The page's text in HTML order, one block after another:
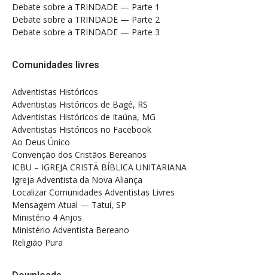
Debate sobre a TRINDADE — Parte 1
Debate sobre a TRINDADE — Parte 2
Debate sobre a TRINDADE — Parte 3
Comunidades livres
Adventistas Históricos
Adventistas Históricos de Bagé, RS
Adventistas Históricos de Itaúna, MG
Adventistas Históricos no Facebook
Ao Deus Único
Convenção dos Cristãos Bereanos
ICBU – IGREJA CRISTÃ BÍBLICA UNITARIANA
Igreja Adventista da Nova Aliança
Localizar Comunidades Adventistas Livres
Mensagem Atual — Tatuí, SP
Ministério 4 Anjos
Ministério Adventista Bereano
Religião Pura